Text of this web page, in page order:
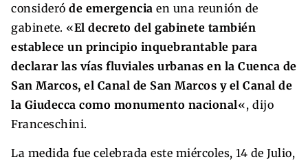
consideró de emergencia en una reunión de
gabinete. «El decreto del gabinete también
establece un principio inquebrantable para
declarar las vías fluviales urbanas en la Cuenca de
San Marcos, el Canal de San Marcos y el Canal de
la Giudecca como monumento nacional«, dijo
Franceschini.
La medida fue celebrada este miércoles, 14 de Julio,